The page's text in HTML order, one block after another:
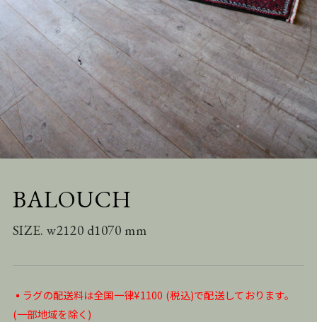
BALOUCH
SIZE. w2120 d1070 mm
▪️ラグの配送料は全国一律¥1100 (税込)で配送しております。
(一部地域を除く)